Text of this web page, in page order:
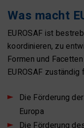
Was macht
EUROSAF ist
koordinieren, zu
Formen und
EUROSAF zuständig
Die Förderung
Europa
Die Förderung